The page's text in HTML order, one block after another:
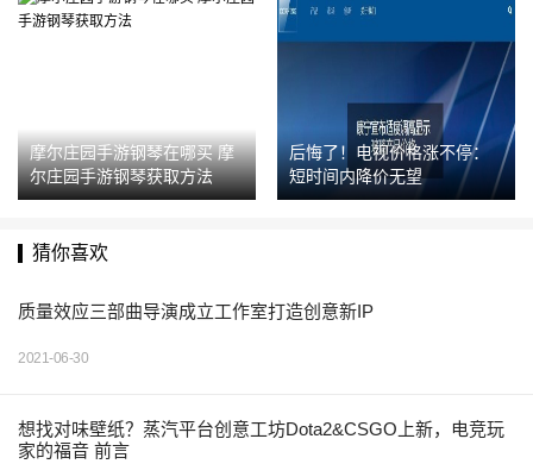
摩尔庄园手游钢琴在哪买 摩
尔庄园手游钢琴获取方法
后悔了！电视价格涨不停：
短时间内降价无望
猜你喜欢
质量效应三部曲导演成立工作室打造创意新IP
2021-06-30
想找对味壁纸？蒸汽平台创意工坊Dota2&CSGO上新，电竞玩
家的福音 前言